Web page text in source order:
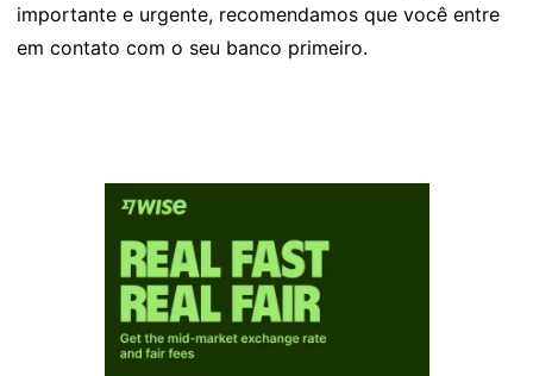
importante e urgente, recomendamos que você entre
em contato com o seu banco primeiro.